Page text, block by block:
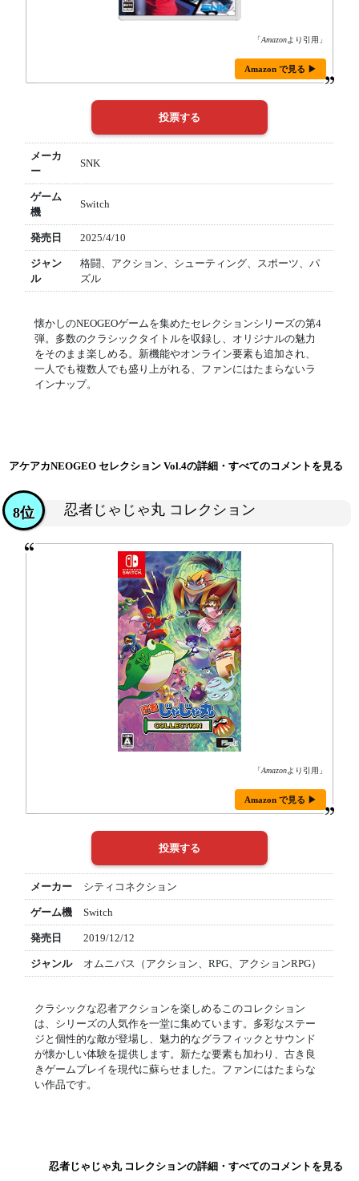
「Amazonより引用」
Amazon で見る ▶
メーカ
ー
SNK
ゲーム
機
Switch
発売日 2025/4/10
ジャン
ル
格闘、アクション、シューティング、スポーツ、パ
ズル
懐かしのNEOGEOゲームを集めたセレクションシリーズの第4
弾。多数のクラシックタイトルを収録し、オリジナルの魅力
をそのまま楽しめる。新機能やオンライン要素も追加され、
一人でも複数人でも盛り上がれる、ファンにはたまらないラ
インナップ。
アケアカNEOGEO セレクション Vol.4の詳細・すべてのコメントを見る
忍者じゃじゃ丸 コレクション
8位
「Amazonより引用」
Amazon で見る ▶
メーカー シティコネクション
ゲーム機 Switch
発売日 2019/12/12
ジャンル オムニバス（アクション、RPG、アクションRPG）
クラシックな忍者アクションを楽しめるこのコレクション
は、シリーズの人気作を一堂に集めています。多彩なステー
ジと個性的な敵が登場し、魅力的なグラフィックとサウンド
が懐かしい体験を提供します。新たな要素も加わり、古き良
きゲームプレイを現代に蘇らせました。ファンにはたまらな
い作品です。
忍者じゃじゃ丸 コレクションの詳細・すべてのコメントを見る